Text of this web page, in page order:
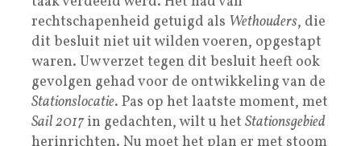
rechtschapenheid getuigd als Wethouders, die
dit besluit niet uit wilden voeren, opgestapt
waren. Uw verzet tegen dit besluit heeft ook
gevolgen gehad voor de ontwikkeling van de
Stationslocatie. Pas op het laatste moment, met
Sail 2017in gedachten, wilt u het Stationsgebied